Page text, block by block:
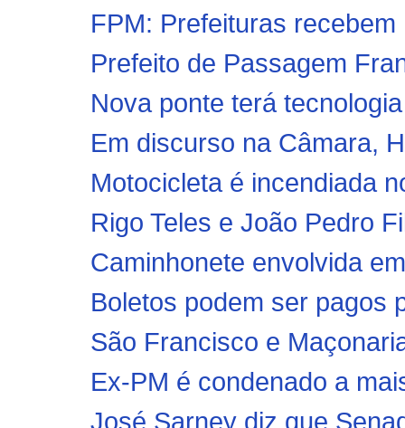
FPM: Prefeituras
Prefeito de Passagem
Nova ponte terá
Em discurso na Câmara,
Motocicleta é incendiada
Rigo Teles e João Pedro
Caminhonete envolvida
Boletos podem ser pagos
São Francisco e
Ex-PM é condenado a
José Sarney diz que